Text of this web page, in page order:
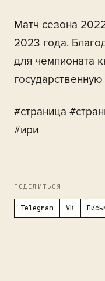
Матч сезона
2023 года.
для чемпионата
#страница
#ири
ПОДЕЛИТЬСЯ
Telegram VK